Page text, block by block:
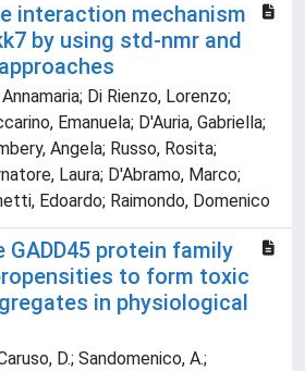
interaction mechanism
by using std-nmr and
Di Rienzo, Lorenzo;
Emanuela; D'Auria, Gabriella;
Angela; Russo, Rosita;
Laura; D'Abramo, Marco;
Edoardo; Raimondo, Domenico
GADD45 protein family
to form toxic
in physiological
D.; Sandomenico, A.;